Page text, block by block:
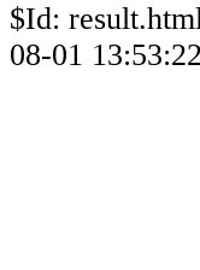
$Id:
08-01